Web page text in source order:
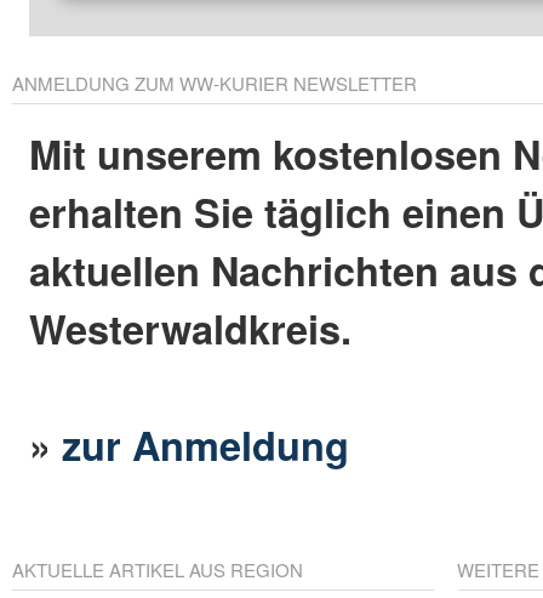
ANMELDUNG ZUM WW-KURIER NEWSLETTER
Mit unserem kostenlosen
erhalten Sie täglich einen
aktuellen Nachrichten aus
Westerwaldkreis.
»zur Anmeldung
AKTUELLE ARTIKEL AUS REGION